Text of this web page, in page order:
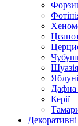
Шуазія
Керії